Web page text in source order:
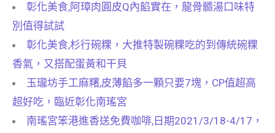
彰化美食,阿璋肉圓皮Q內餡實在，龍骨髓湯口味特
別值得試試
彰化美食,杉行碗粿，大推特製碗粿吃的到傳統碗粿
香氣，又搭配蛋黃和干貝
玉瓏坊手工麻糬,皮薄餡多一顆只要7塊，CP值超高
超好吃，臨近彰化南瑤宮
南瑤宮笨港進香送免費咖啡,日期2021/3/18-4/17，